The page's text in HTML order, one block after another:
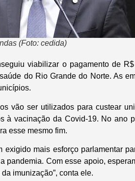
(Foto: cedida)
viabilizar o pagamento de
do Rio Grande do Norte. As
vão ser utilizados para custear
à vacinação da Covid-19. No ano
esse mesmo fim.
exigido mais esforço parlamentar
pandemia. Com esse apoio,
imunização”, conta ele.